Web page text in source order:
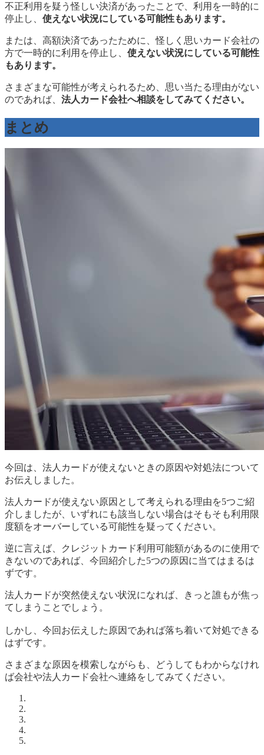
不正利用を疑う怪しい決済があったことで、利用を一時的に
停止し、 使えない状況にしている可能性もあります。
または、高額決済であったために、怪しく思いカード会社の
方で一時的に利用を停止し、 使えない状況にしている可能性
もあります。
さまざまな可能性が考えられるため、思い当たる理由がない
のであれば、 法人カード会社へ相談をしてみてください。
まとめ
今回は、法人カードが使えないときの原因や対処法について
お伝えしました。
法人カードが使えない原因として考えられる理由を5つご紹
介しましたが、いずれにも該当しない場合はそもそも利用限
度額をオーバーしている可能性を疑ってください。
逆に言えば、クレジットカード利用可能額があるのに使用で
きないのであれば、今回紹介した5つの原因に当てはまるは
ずです。
法人カードが突然使えない状況になれば、きっと誰もが焦っ
てしまうことでしょう。
しかし、今回お伝えした原因であれば落ち着いて対処できる
はずです。
さまざまな原因を模索しながらも、どうしてもわからなけれ
ば会社や法人カード会社へ連絡をしてみてください。